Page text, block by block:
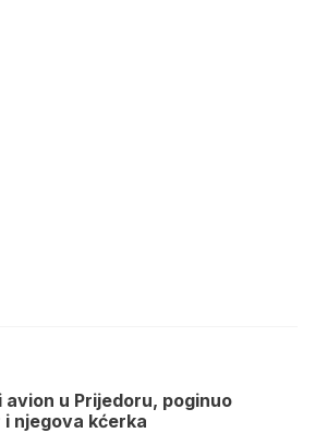
avion u Prijedoru, poginuo
njegova kćerka